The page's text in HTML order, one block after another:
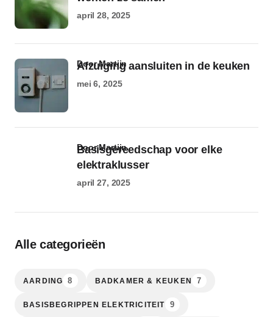
april 28, 2025
Afzuiging aansluiten in de keuken
door Martijn
mei 6, 2025
Basisgereedschap voor elke
elektraklusser
door Martijn
april 27, 2025
Alle categorieën
AARDING 8 BADKAMER & KEUKEN 7
BASISBEGRIPPEN ELEKTRICITEIT 9